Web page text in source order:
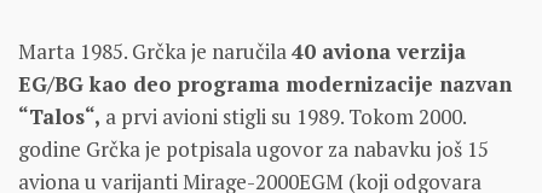
Marta 1985. Grčka je naručila40 aviona verzija
EG/BG kao deo programa modernizacije nazvan
“Talos“, a prvi avioni stigli su 1989. Tokom 2000.
godine Grčka je potpisala ugovor za nabavku još 15
aviona u varijanti Mirage-2000EGM (koji odgovara